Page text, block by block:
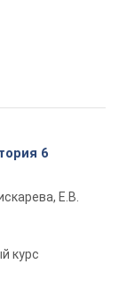
6
Е.В.
курс